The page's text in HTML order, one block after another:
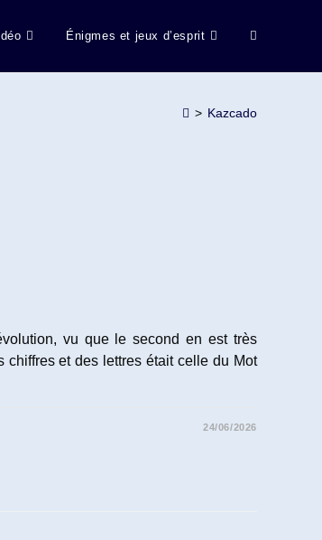
Énigmes et jeux d’esprit Toggle
website
> Kazcado
vu que le second en est très
et des lettres était celle du Mot
24/06/2026